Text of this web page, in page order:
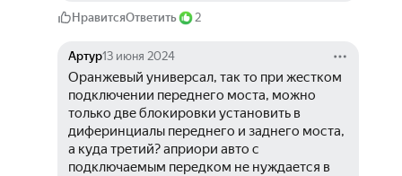
НравитсяОтветить 2
Артур13 июня 2024
Оранжевый универсал, так то при жестком
подключении переднего моста, можно
только две блокировки установить в
диферинциалы переднего и заднего моста,
а куда третий? априори авто с
подключаемым передком не нуждается в